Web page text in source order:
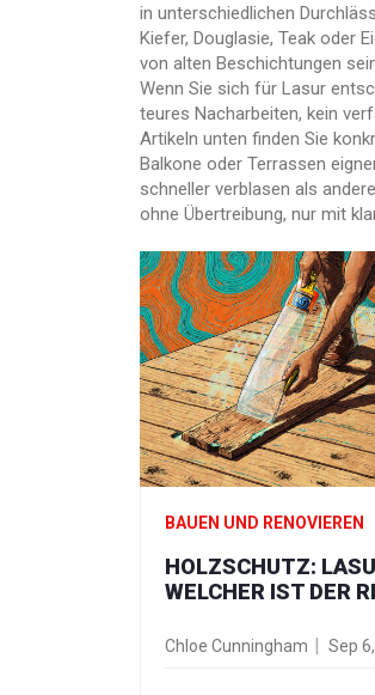
in unterschiedlichen
Kiefer, Douglasie, Teak oder
von alten Beschichtungen
Wenn Sie sich für Lasur
teures Nacharbeiten, kein
Artikeln unten finden Sie
Balkone oder Terrassen
schneller verblasen als
ohne Übertreibung, nur mit
BAUEN UND RENOVIEREN
HOLZSCHUTZ:
WELCHER IST DER
Chloe Cunningham Sep